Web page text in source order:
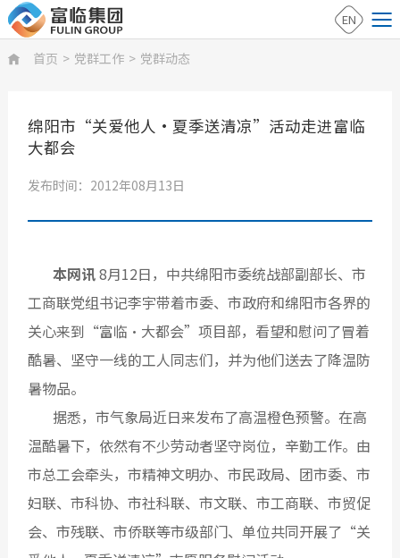
EN
 首页 > 党群工作 > 党群动态
绵阳市“关爱他人•夏季送清凉”活动走进富临
大都会
发布时间：2012年08月13日
本网讯8月12日，中共绵阳市委统战部副部长、市
工商联党组书记李宇带着市委、市政府和绵阳市各界的
关心来到“富临•大都会”项目部，看望和慰问了冒着
酷暑、坚守一线的工人同志们，并为他们送去了降温防
暑物品。
据悉，市气象局近日来发布了高温橙色预警。在高
温酷暑下，依然有不少劳动者坚守岗位，辛勤工作。由
市总工会牵头，市精神文明办、市民政局、团市委、市
妇联、市科协、市社科联、市文联、市工商联、市贸促
会、市残联、市侨联等市级部门、单位共同开展了“关